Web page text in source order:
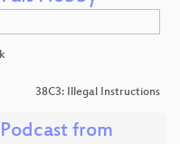
38C3: Illegal Instructions
from